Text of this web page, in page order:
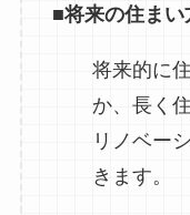
■将来の住まい
将来的に
か、長く
リノベー
きます。